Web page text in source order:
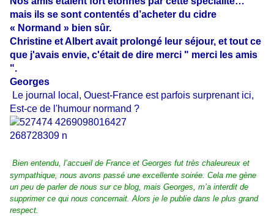
mais ils se sont contentés d’acheter du cidre
« Normand » bien sûr.
Christine et Albert avait prolongé leur séjour, et tout ce
que j'avais envie, c'était de dire merci " merci les amis
".
Georges
Le journal local, Ouest-France est parfois surprenant ici,
Est-ce de l'humour normand ?
Bien entendu, l’accueil de France et Georges fut très chaleureux et
sympathique, nous avons passé une excellente soirée. Cela me gène
un peu de parler de nous sur ce blog, mais Georges, m’a interdit de
supprimer ce qui nous concernait. Alors je le publie dans le plus grand
respect.